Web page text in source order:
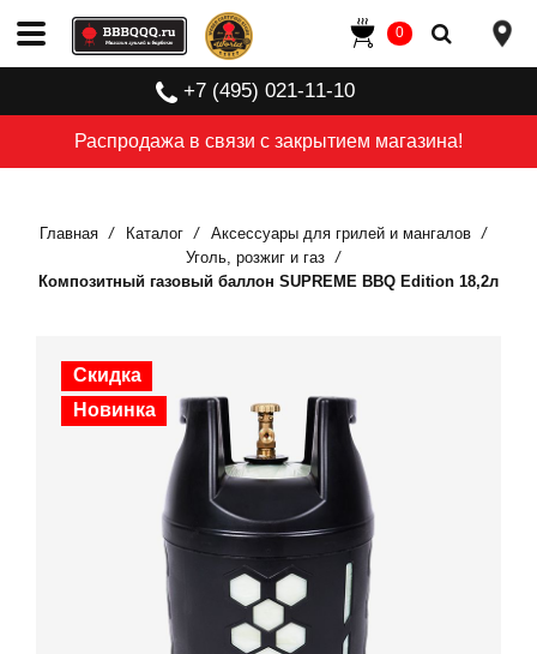
Распродажа в связи с закрытием магазина!
+7 (495) 021-11-10
0
Главная Каталог
Аксессуары для грилей и мангалов
Уголь, розжиг и газ
Композитный газовый баллон SUPREME BBQ Edition 18,2л
Скидка
Новинка
Скидка
Новинка
Скидка
Новинка
Скидка
Новинка
Скидка
Новинка
Скидка
Новинка